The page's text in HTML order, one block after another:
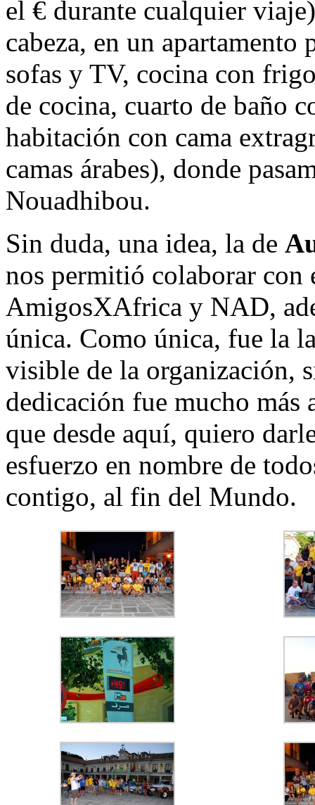
el € durante cualquier
cabeza, en un apartamento
sofas y TV, cocina con
de cocina, cuarto de baño
habitación con cama
camas árabes), donde
Nouadhibou.
Sin duda, una idea, la de
nos permitió colaborar con
AmigosXAfrica y NAD,
única. Como única, fue la
visible de la organización,
dedicación fue mucho más
que desde aquí, quiero
esfuerzo en nombre de
contigo, al fin del Mundo.